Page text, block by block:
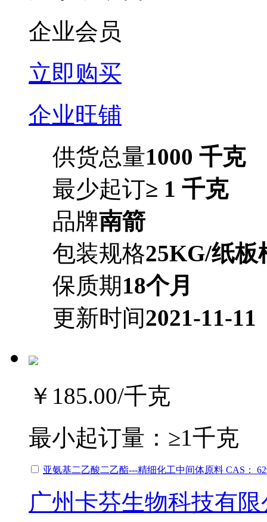
企业会员
立即购买
企业旺铺
供货总量1000 千克
最少起订≥ 1 千克
品牌南箭
包装规格25KG/纸板
保质期18个月
更新时间2021-11-11
￥185.00/千克
最小起订量： ≥1千克
亚氨基二乙酸二乙酯---精细化工中间体原料 CAS：
广州卡芬生物科技有